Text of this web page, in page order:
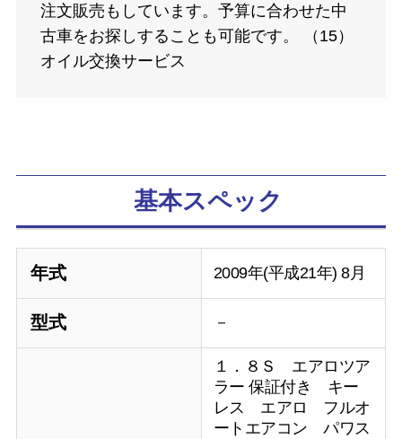
注文販売もしています。予算に合わせた中
古車をお探しすることも可能です。 （15）
オイル交換サービス
基本スペック
年式 2009年(平成21年) 8月
型式 －
１．８Ｓ エアロツア
ラー 保証付き キー
レス エアロ フルオ
ートエアコン パワス